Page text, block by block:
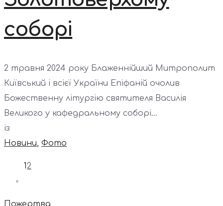
соборі
2 травня 2024 року Блаженнійший Митрополит
Київський і всієї України Епіфаній очолив
Божественну літургію святителя Василія
Великого у кафедральному соборі...
із
Новини, Фото
12
Пожертва